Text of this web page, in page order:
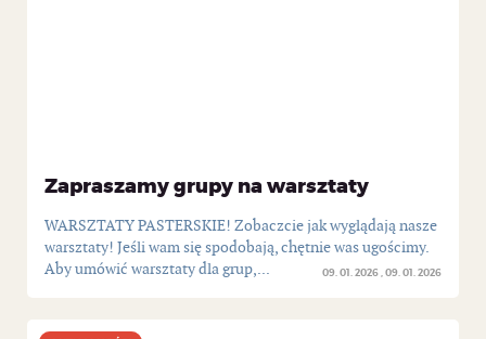
Zapraszamy grupy na warsztaty
09. 01. 2026 09. 01. 2026
WARSZTATY PASTERSKIE! Zobaczcie jak wyglądają nasze
warsztaty! Jeśli wam się spodobają, chętnie was ugościmy.
Aby umówić warsztaty dla grup,...